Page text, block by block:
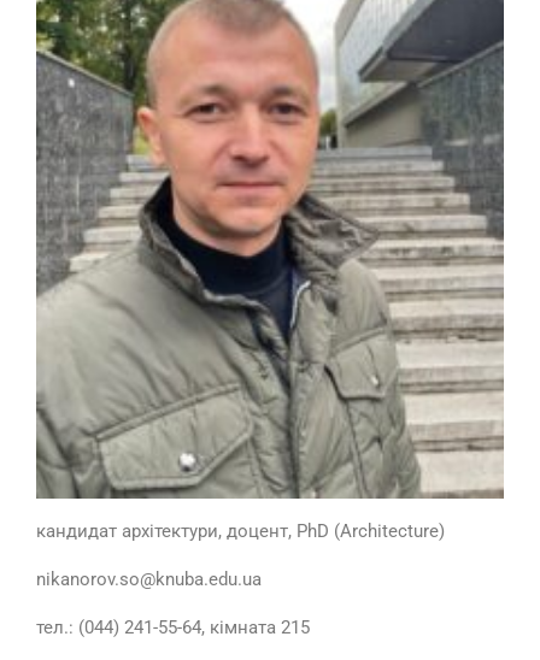
кандидат архітектури, доцент, PhD (Architecture)
nikanorov.so@knuba.edu.ua
тел.: (044) 241-55-64, кімната 215